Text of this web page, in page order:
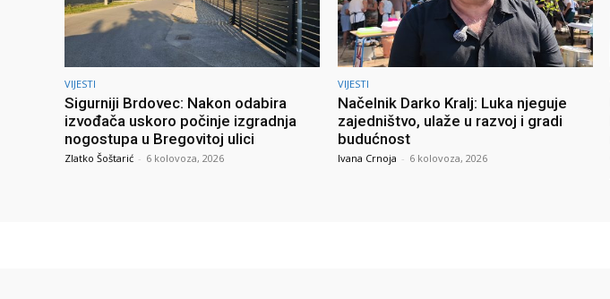
VIJESTI
Sigurniji Brdovec: Nakon odabira
izvođača uskoro počinje izgradnja
nogostupa u Bregovitoj ulici
Zlatko Šoštarić - 6 kolovoza, 2026
VIJESTI
Načelnik Darko Kralj: Luka njeguje
zajedništvo, ulaže u razvoj i gradi
budućnost
Ivana Crnoja - 6 kolovoza, 2026